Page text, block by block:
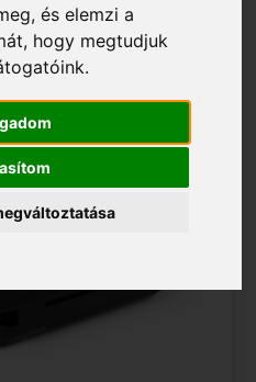
és elemzi a
hogy megtudjuk